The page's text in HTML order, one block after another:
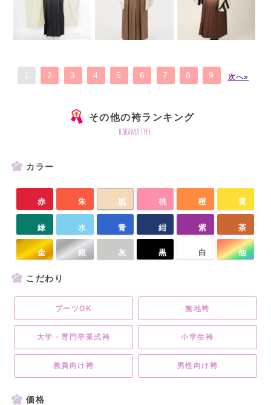
2 3 4 5 6 7 8 9 次へ»
その他の袴ランキング
hakama type
カラー
赤 朱 肌 桃 橙 黄
緑 水 青 紺 紫 茶
金 銀 灰 黒 白 他
こだわり
ブーツOK 無地袴
大学・専門卒業式袴 小学生袴
教員向け袴 男性向け袴
価格